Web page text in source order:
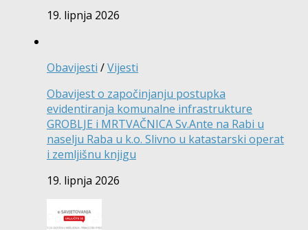
19. lipnja 2026
Obavijesti /Vijesti
Obavijest o započinjanju postupka
evidentiranja komunalne infrastrukture
GROBLJE i MRTVAČNICA Sv.Ante na Rabi u
naselju Raba u k.o. Slivno u katastarski operat
i zemljišnu knjigu
19. lipnja 2026